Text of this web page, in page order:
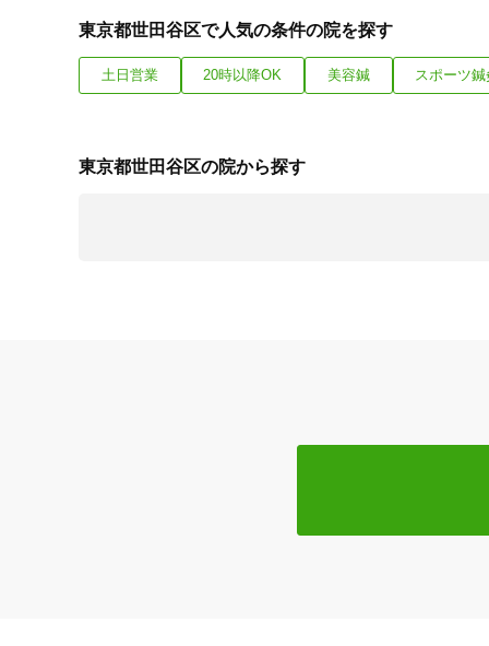
東京都世田谷区で人気の条件の院を探す
土日営業 20時以降OK 美容鍼 スポーツ鍼
東京都世田谷区の院から探す